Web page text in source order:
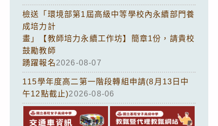
檢送「環境部第1屆高級中等學校內永續部門養
成培力計
畫」【教師培力永續工作坊】簡章1份，請貴校
鼓勵教師
踴躍報名2026-08-07
115學年度高二第一階段轉組申請(8月13日中
午12點截止)2026-08-06